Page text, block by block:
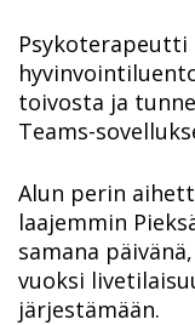
Psykoterapeutti
toivosta ja
Teams-
Alun perin
laajemmin
samana
vuoksi
järjestämään.